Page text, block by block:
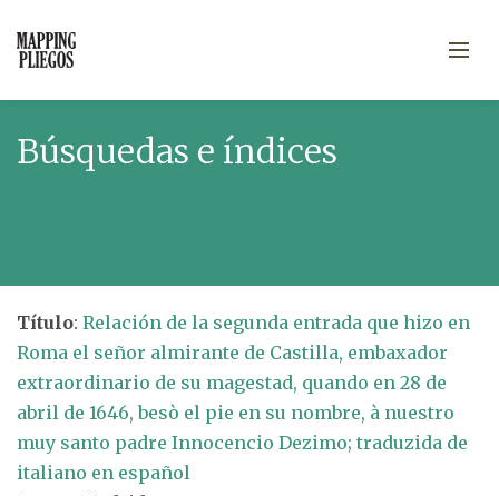
Búsquedas e índices
Título: Relación de la segunda entrada que hizo en
Roma el señor almirante de Castilla, embaxador
extraordinario de su magestad, quando en 28 de
abril de 1646, besò el pie en su nombre, à nuestro
muy santo padre Innocencio Dezimo; traduzida de
italiano en español